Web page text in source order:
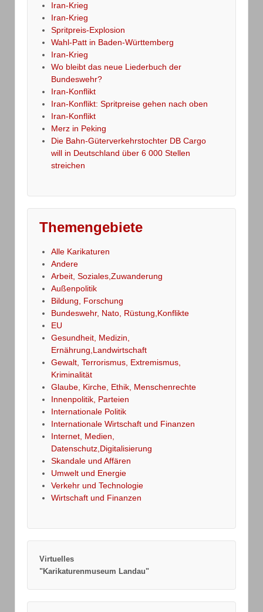
Iran-Krieg
Iran-Krieg
Spritpreis-Explosion
Wahl-Patt in Baden-Württemberg
Iran-Krieg
Wo bleibt das neue Liederbuch der
Bundeswehr?
Iran-Konflikt
Iran-Konflikt: Spritpreise gehen nach oben
Iran-Konflikt
Merz in Peking
Die Bahn-Güterverkehrstochter DB Cargo
will in Deutschland über 6 000 Stellen
streichen
Themengebiete
Alle Karikaturen
Andere
Arbeit, Soziales,Zuwanderung
Außenpolitik
Bildung, Forschung
Bundeswehr, Nato, Rüstung,Konflikte
EU
Gesundheit, Medizin,
Ernährung,Landwirtschaft
Gewalt, Terrorismus, Extremismus,
Kriminalität
Glaube, Kirche, Ethik, Menschenrechte
Innenpolitik, Parteien
Internationale Politik
Internationale Wirtschaft und Finanzen
Internet, Medien,
Datenschutz,Digitalisierung
Skandale und Affären
Umwelt und Energie
Verkehr und Technologie
Wirtschaft und Finanzen
Virtuelles
"Karikaturenmuseum Landau"